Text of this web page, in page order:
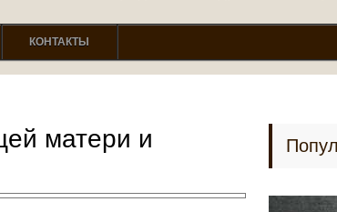
КОНТАКТЫ
матери и